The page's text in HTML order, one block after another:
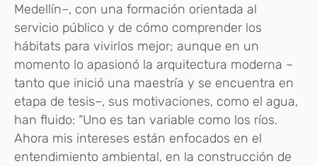
Medellín–, con una formación orientada al
servicio público y de cómo comprender los
hábitats para vivirlos mejor; aunque en un
momento lo apasionó la arquitectura moderna –
tanto que inició una maestría y se encuentra en
etapa de tesis–, sus motivaciones, como el agua,
han fluido: “Uno es tan variable como los ríos.
Ahora mis intereses están enfocados en el
entendimiento ambiental, en la construcción de